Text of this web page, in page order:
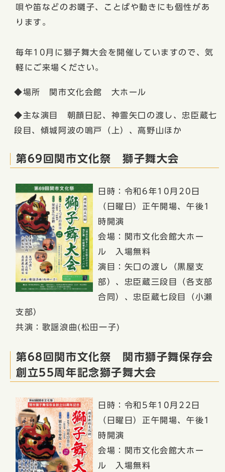
唄や笛などのお囃子、ことばや動きにも個性があ
ります。
毎年10月に獅子舞大会を開催していますので、気
軽にご来場ください。
◆場所 関市文化会館 大ホール
◆主な演目 朝顔日記、神霊矢口の渡し、忠臣蔵七
段目、傾城阿波の鳴戸（上）、高野山ほか
第69回関市文化祭 獅子舞大会
日時：令和6年10月20日
（日曜日）正午開場、午後1
時開演
会場：関市文化会館大ホー
ル 入場無料
演目：矢口の渡し（黒屋支
部）、忠臣蔵三段目（各支部
合同）、忠臣蔵七段目（小瀬
支部）
共演：歌謡浪曲(松田一子)
第68回関市文化祭 関市獅子舞保存会
創立55周年記念獅子舞大会
日時：令和5年10月22日
（日曜日）正午開場、午後1
時開演
会場：関市文化会館大ホー
ル 入場無料